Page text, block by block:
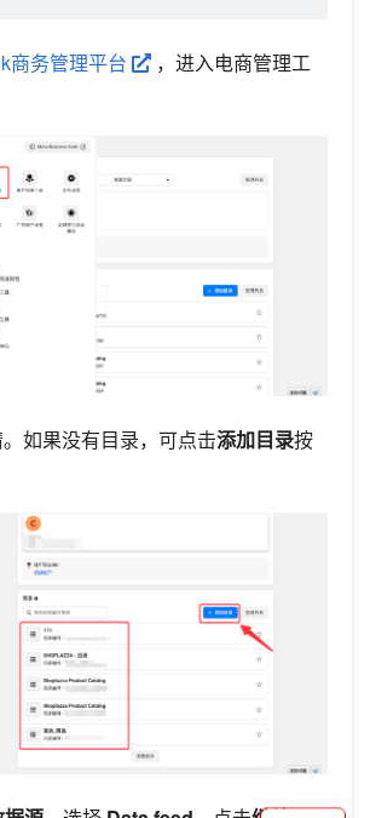
商务管理平台
，进入电商管理工
如果没有目录，可点击添加目录按